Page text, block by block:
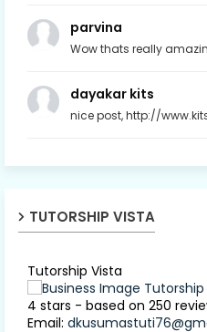
parvina
Wow thats really
dayakar kits
nice post, http://
TUTORSHIP VISTA
Tutorship Vista
4 stars - based on 250
Email: